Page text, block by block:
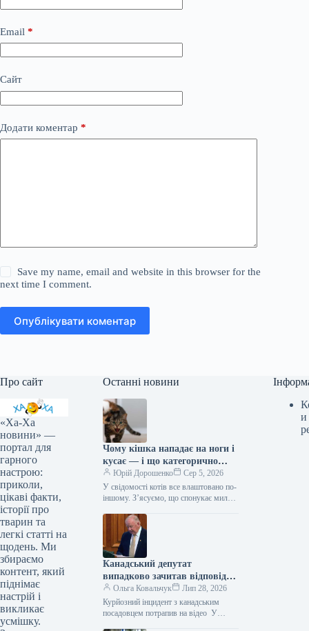
Email *
Сайт
Додати коментар *
Save my name, email and website in this browser for the
next time I comment.
Опублікувати коментар
Про сайт
«Ха-Ха
новини» —
портал для
гарного
настрою:
приколи,
цікаві факти,
історії про
тварин та
легкі статті на
щодень. Ми
збираємо
контент, який
піднімає
настрій і
викликає
усмішку.
Останні новини
Чому кішка нападає на ноги і
кусає — і що категорично
заборонено робити у відповідь
Юрій Дорошенко
Сер 5, 2026
У свідомості котів все влаштовано по-
іншому. З’ясуємо, що спонукає милу
домашнього бешкетника, і як
повернути спокій…
Канадський депутат
випадково зачитав відповідь
від ChatGPT під час промови
(відео)
Ольга Ковальчук
Лип 28, 2026
Курйозний інцидент з канадським
посадовцем потрапив на відео У
и